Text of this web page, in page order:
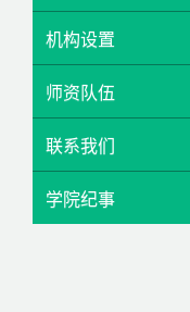
机构设置
师资队伍
联系我们
学院纪事